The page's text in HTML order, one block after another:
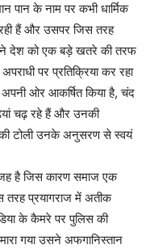
पान के नाम पर कभी धार्मिक
हैं और उसपर जिस तरह
देश को एक बड़े खतरे की तरफ
पर प्रतिक्रिया कर रहा
ओर आकर्षित किया है, चंद
चढ़ रहे हैं और उनकी
की टोली उनके अनुसरण से स्वयं
है जिस कारण समाज एक
प्रयागराज में अतीक
के कैमरे पर पुलिस की
गया उसने अफगानिस्तान